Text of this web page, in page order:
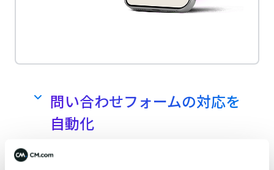
問い合わせフォームの対応を
自動化
問い合わせの種類によってチャッ